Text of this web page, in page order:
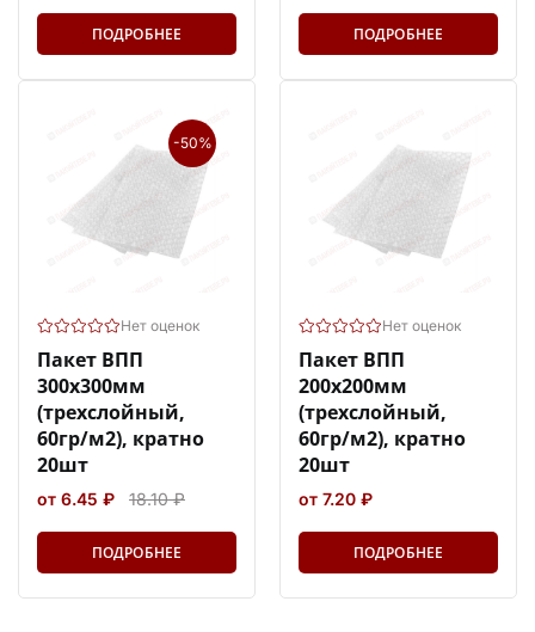
ПОДРОБНЕЕ ПОДРОБНЕЕ
-50%
Нет оценок
Пакет ВПП
300х300мм
(трехслойный,
60гр/м2), кратно
20шт
от 6.45 ₽ 18.10 ₽
ПОДРОБНЕЕ
Нет оценок
Пакет ВПП
200х200мм
(трехслойный,
60гр/м2), кратно
20шт
от 7.20 ₽
ПОДРОБНЕЕ